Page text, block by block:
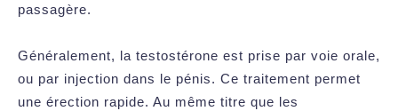
passagère.
Généralement, la testostérone est prise par voie orale,
ou par injection dans le pénis. Ce traitement permet
une érection rapide. Au même titre que les